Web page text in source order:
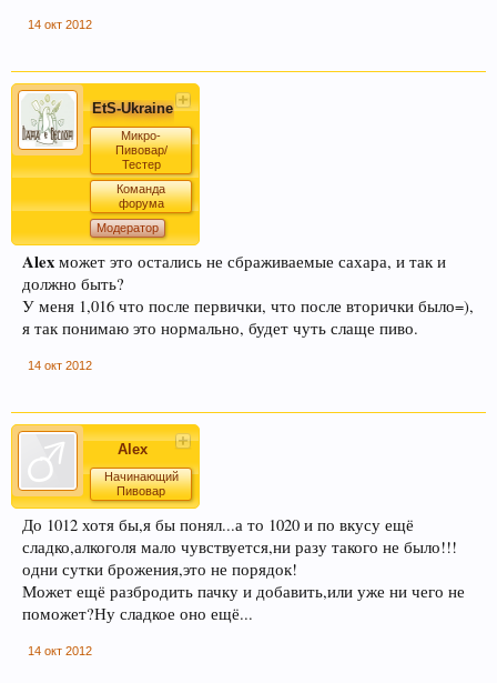
14 окт 2012
EtS-Ukraine
Микро-
Пивовар/
Тестер
Команда
форума
Модератор
Alex может это остались не сбраживаемые сахара, и так и
должно быть?
У меня 1,016 что после первички, что после вторички было=),
я так понимаю это нормально, будет чуть слаще пиво.
14 окт 2012
Alex
Начинающий
Пивовар
До 1012 хотя бы,я бы понял...а то 1020 и по вкусу ещё
сладко,алкоголя мало чувствуется,ни разу такого не было!!!
одни сутки брожения,это не порядок!
Может ещё разбродить пачку и добавить,или уже ни чего не
поможет?Ну сладкое оно ещё...
14 окт 2012